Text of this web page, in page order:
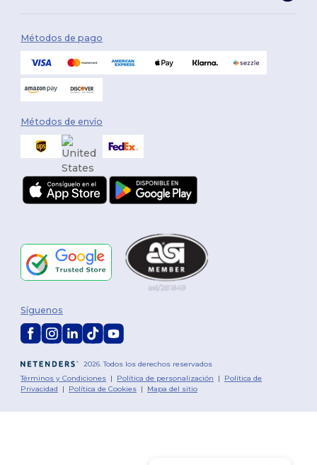
Métodos de pago
Métodos de envío
2026. Todos los derechos reservados
Términos y Condiciones | Política de personalización | Política de
Privacidad | Política de Cookies | Mapa del sitio
Síguenos